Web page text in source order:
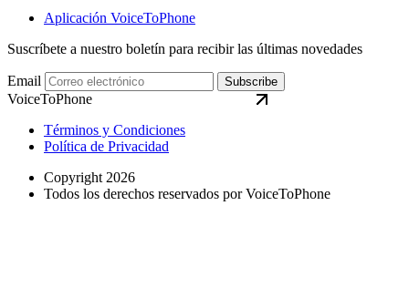
Aplicación VoiceToPhone
Suscríbete a nuestro boletín para recibir las últimas novedades
Email Subscribe
VoiceToPhone
Términos y Condiciones
Política de Privacidad
Copyright 2026
Todos los derechos reservados por VoiceToPhone